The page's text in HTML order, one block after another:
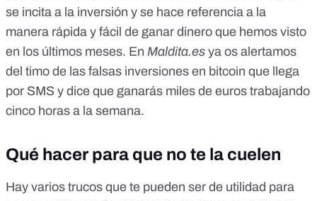
se incita a la inversión y se hace referencia a la
manera rápida y fácil de ganar dinero que hemos visto
en los últimos meses. En Maldita.es ya os alertamos
del timo de las falsas inversiones en bitcoin que llega
por SMS y dice que ganarás miles de euros trabajando
cinco horas a la semana.
Qué hacer para que no te la cuelen
Hay varios trucos que te pueden ser de utilidad para